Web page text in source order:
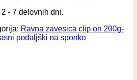
- 7 delovnih dni.
Ravna zavesica clip on 200g-
lasni podaljški na sponko